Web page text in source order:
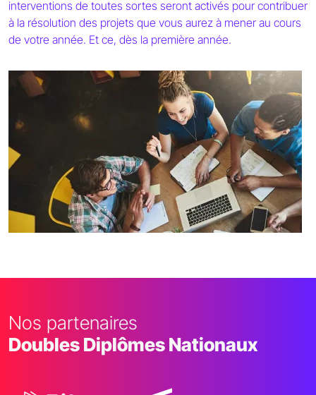
interventions de toutes sortes seront activés pour contribuer
à la résolution des projets que vous aurez à mener au cours
de votre année. Et ce, dès la première année.
Nos partenaires
Doubles Diplômes Nationaux